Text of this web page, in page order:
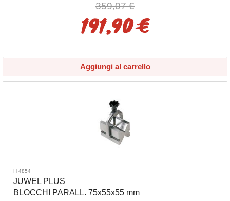
359,07 €
191,90 €
Aggiungi al carrello
H 4854
JUWEL PLUS
BLOCCHI PARALL. 75x55x55 mm